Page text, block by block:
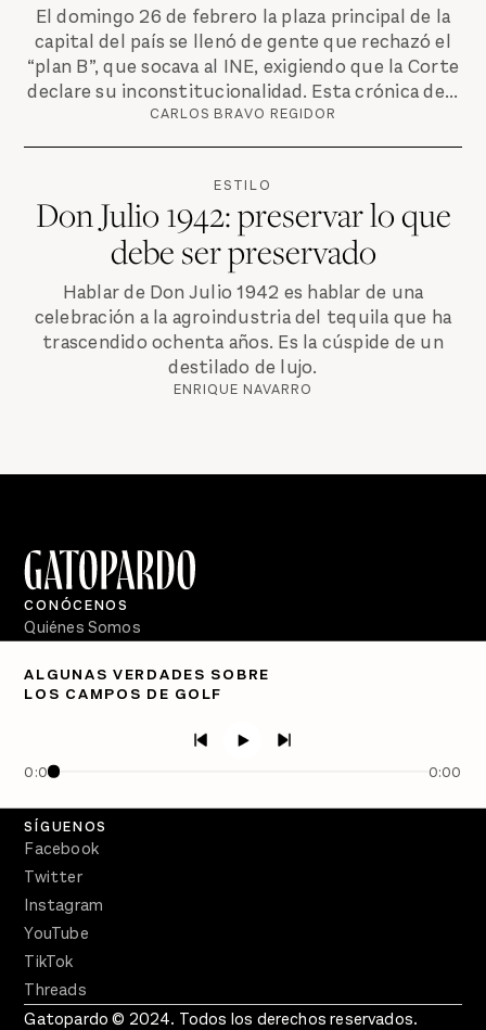
El domingo 26 de febrero la plaza principal de la
capital del país se llenó de gente que rechazó el
“plan B”, que socava al INE, exigiendo que la Corte
declare su inconstitucionalidad. Esta crónica de...
CARLOS BRAVO REGIDOR
ESTILO
Don Julio 1942: preservar lo que
debe ser preservado
Hablar de Don Julio 1942 es hablar de una
celebración a la agroindustria del tequila que ha
trascendido ochenta años. Es la cúspide de un
destilado de lujo.
ENRIQUE NAVARRO
ALGUNAS VERDADES SOBRE
LOS CAMPOS DE GOLF
0:00 0:00
CONÓCENOS
Quiénes Somos
PÓDCASTS
Crecer en Distopía
SÍGUENOS
Facebook
Twitter
Instagram
YouTube
TikTok
Threads
Gatopardo © 2024. Todos los derechos reservados.